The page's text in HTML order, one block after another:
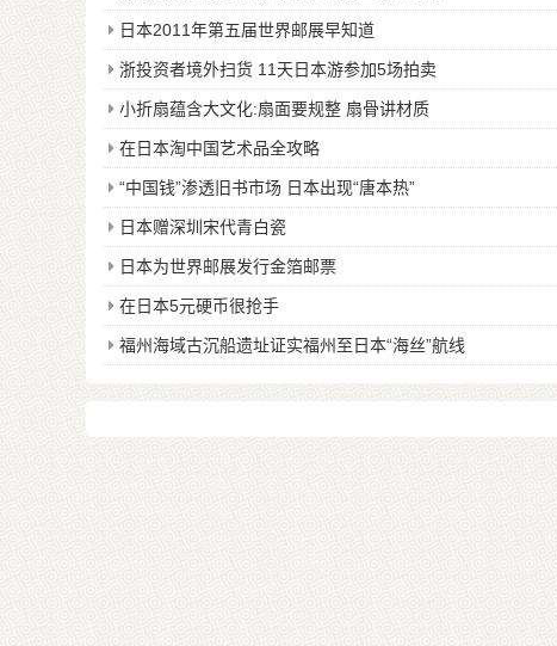
小折扇蕴含大文化:扇面要规整 扇骨讲材质
在日本淘中国艺术品全攻略
“中国钱”渗透旧书市场 日本出现“唐本热”
日本赠深圳宋代青白瓷
日本为世界邮展发行金箔邮票
在日本5元硬币很抢手
福州海域古沉船遗址证实福州至日本“海丝”航线